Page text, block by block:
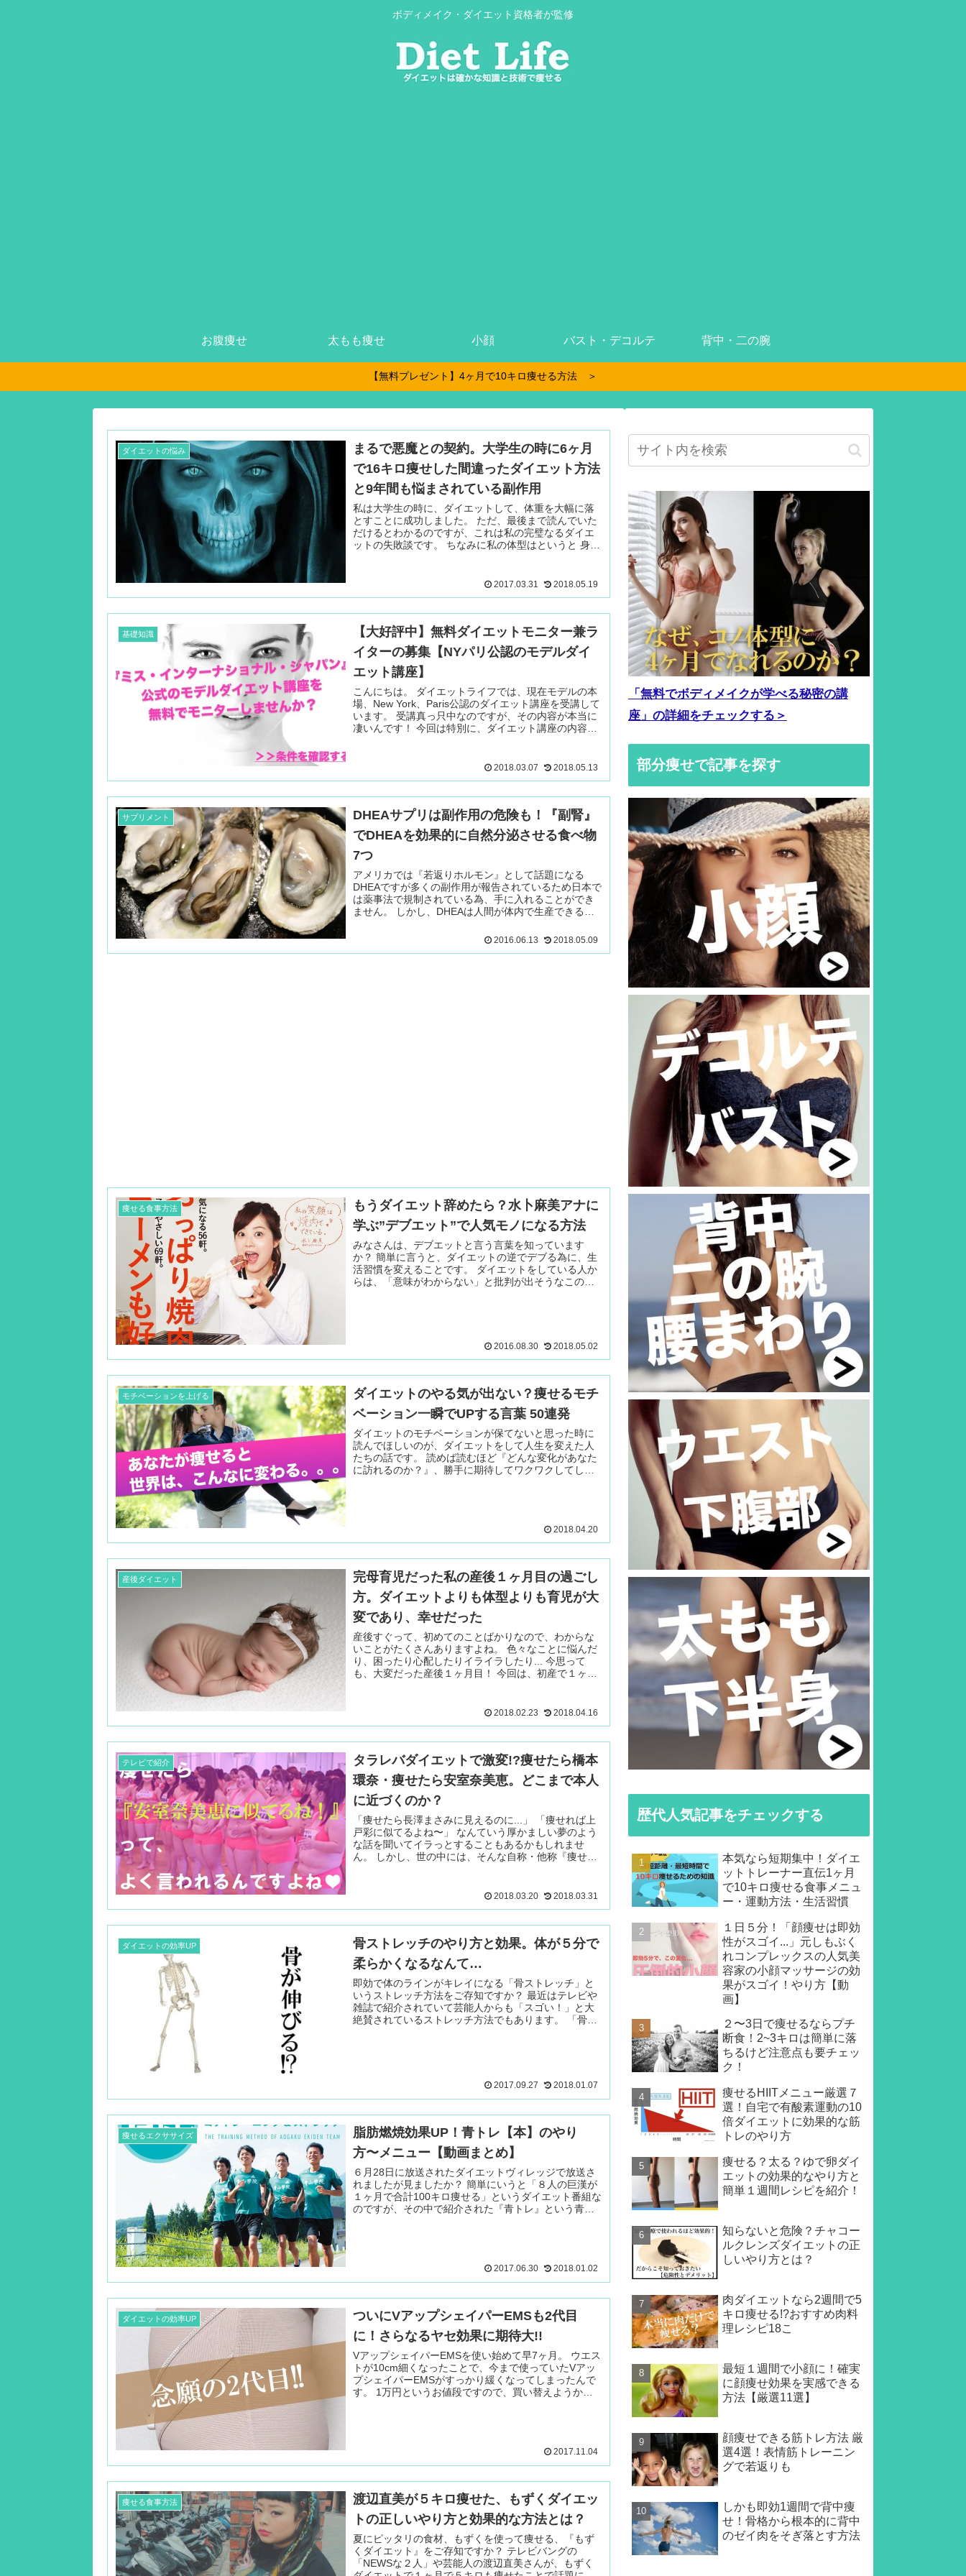
ボディメイク・ダイエット資格者が監修
お腹痩せ 太もも痩せ 小顔 バスト・デコルテ 背中・二の腕
【無料プレゼント】4ヶ月で10キロ痩せる方法 ＞
ダイエットの悩み
まるで悪魔との契約。大学生の時に6ヶ月
で16キロ痩せした間違ったダイエット方法
と9年間も悩まされている副作用
私は大学生の時に、ダイエットして、体重を大幅に落
とすことに成功しました。 ただ、最後まで読んでいた
だけるとわかるのですが、これは私の完璧なるダイエ
ットの失敗談です。 ちなみに私の体型はというと 身
2017.03.31 2018.05.19
基礎知識
【大好評中】無料ダイエットモニター兼ラ
イターの募集【NYパリ公認のモデルダイ
エット講座】
こんにちは。 ダイエットライフでは、現在モデルの本
場、New York、Paris公認のダイエット講座を受講して
います。 受講真っ只中なのですが、その内容が本当に
凄いんです！ 今回は特別に、ダイエット講座の内容を
2018.03.07 2018.05.13
サプリメント
DHEAサプリは副作用の危険も！『副腎』
でDHEAを効果的に自然分泌させる食べ物
7つ
アメリカでは『若返りホルモン』として話題になる
DHEAですが多くの副作用が報告されているため日本で
は薬事法で規制されている為、手に入れることができ
ません。 しかし、DHEAは人間が体内で生産できると
2016.06.13 2018.05.09
痩せる食事方法
もうダイエット辞めたら？水卜麻美アナに
学ぶ”デブエット”で人気モノになる方法
みなさんは、デブエットと言う言葉を知っています
か？ 簡単に言うと、ダイエットの逆でデブる為に、生
活習慣を変えることです。 ダイエットをしている人か
らは、「意味がわからない」と批判が出そうなこのデ
2016.08.30 2018.05.02
モチベーションを上げる
ダイエットのやる気が出ない？痩せるモチ
ベーション一瞬でUPする言葉 50連発
ダイエットのモチベーションが保てないと思った時に
読んでほしいのが、ダイエットをして人生を変えた人
たちの話です。 読めば読むほど『どんな変化があなた
に訪れるのか？』、勝手に期待してワクワクしてしま
2018.04.20
産後ダイエット
完母育児だった私の産後１ヶ月目の過ごし
方。ダイエットよりも体型よりも育児が大
変であり、幸せだった
産後すぐって、初めてのことばかりなので、わからな
いことがたくさんありますよね。 色々なことに悩んだ
り、困ったり心配したりイライラしたり... 今思って
も、大変だった産後１ヶ月目！ 今回は、初産で１ヶ
2018.02.23 2018.04.16
テレビで紹介
タラレバダイエットで激変!?痩せたら橋本
環奈・痩せたら安室奈美恵。どこまで本人
に近づくのか？
「痩せたら長澤まさみに見えるのに...」 「痩せれば上
戸彩に似てるよね〜」 なんていう厚かましい夢のよう
な話を聞いてイラっとすることもあるかもしれませ
ん。 しかし、世の中には、そんな自称・他称『痩せタ
2018.03.20 2018.03.31
ダイエットの効率UP
骨ストレッチのやり方と効果。体が５分で
柔らかくなるなんて…
即効で体のラインがキレイになる「骨ストレッチ」と
いうストレッチ方法をご存知ですか？ 最近はテレビや
雑誌で紹介されていて芸能人からも「スゴい！」と大
絶賛されているストレッチ方法でもあります。 「骨を
2017.09.27 2018.01.07
痩せるエクササイズ
脂肪燃焼効果UP！青トレ【本】のやり
方〜メニュー【動画まとめ】
６月28日に放送されたダイエットヴィレッジで放送さ
れましたが見ましたか？ 簡単にいうと「８人の巨漢が
１ヶ月で合計100キロ痩せる」というダイエット番組な
のですが、その中で紹介された『青トレ』という青山
2017.06.30 2018.01.02
ダイエットの効率UP
ついにVアップシェイパーEMSも2代目
に！さらなるヤセ効果に期待大!!
VアップシェイパーEMSを使い始めて早7ヶ月。 ウエス
トが10cm細くなったことで、今まで使っていたVアッ
プシェイパーEMSがすっかり緩くなってしまったんで
す。 1万円というお値段ですので、買い替えようかど
2017.11.04
痩せる食事方法
渡辺直美が５キロ痩せた、もずくダイエッ
トの正しいやり方と効果的な方法とは？
夏にピッタリの食材、もずくを使って痩せる、『もず
くダイエット』をご存知ですか？ テレビバングの
「NEWSな２人」や芸能人の渡辺直美さんが、もずく
「無料でボディメイクが学べる秘密の講
座」の詳細をチェックする＞
部分痩せで記事を探す
歴代人気記事をチェックする
本気なら短期集中！ダイエ
ットトレーナー直伝1ヶ月
で10キロ痩せる食事メニュ
ー・運動方法・生活習慣
１日５分！「顔痩せは即効
性がスゴイ...」元しもぶく
れコンプレックスの人気美
容家の小顔マッサージの効
果がスゴイ！やり方【動
画】
２〜3日で痩せるならプチ
断食！2~3キロは簡単に落
ちるけど注意点も要チェッ
ク！
痩せるHIITメニュー厳選７
選！自宅で有酸素運動の10
倍ダイエットに効果的な筋
トレのやり方
痩せる？太る？ゆで卵ダイ
エットの効果的なやり方と
簡単１週間レシピを紹介！
知らないと危険？チャコー
ルクレンズダイエットの正
しいやり方とは？
肉ダイエットなら2週間で5
キロ痩せる!?おすすめ肉料
理レシピ18こ
最短１週間で小顔に！確実
に顔痩せ効果を実感できる
方法【厳選11選】
顔痩せできる筋トレ方法 厳
選4選！表情筋トレーニン
グで若返りも
しかも即効1週間で背中痩
せ！骨格から根本的に背中
のゼイ肉をそぎ落とす方法